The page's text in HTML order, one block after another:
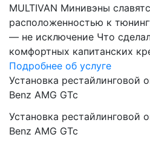
MULTIVAN Минивэны
расположенностью к
— не исключение Что
комфортных капитанских
Подробнее об услуге
Установка рестайлинговой
Benz AMG GTc
Установка рестайлинговой
Benz AMG GTc